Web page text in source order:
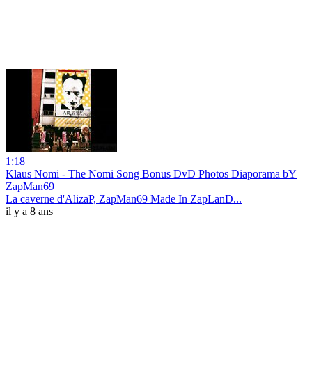
1:18
Klaus Nomi - The Nomi Song Bonus DvD Photos Diaporama bY
ZapMan69
La caverne d'AlizaP, ZapMan69 Made In ZapLanD...
il y a 8 ans